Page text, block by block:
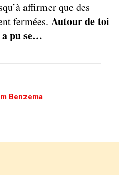
affirmer que des
fermées. Autour de toi
pu se…
Benzema